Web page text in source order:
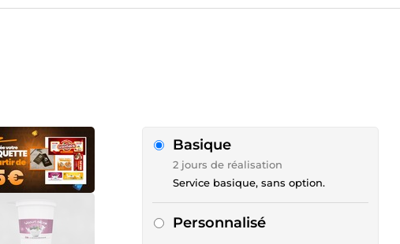
Basique
2 jours de réalisation
Service basique, sans option.
Personnalisé